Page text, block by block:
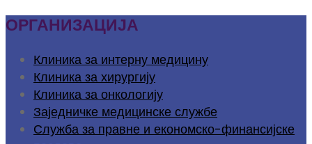
ОРГАНИЗАЦИЈА
Клиника за интерну медицину
Клиника за хирургију
Клиника за онкологију
Заједничке медицинске службе
Служба за правне и економско-финансијске